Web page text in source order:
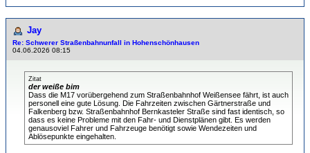
Jay
Re: Schwerer Straßenbahnunfall in Hohenschönhausen
04.06.2026 08:15
Zitat
der weiße bim
Dass die M17 vorübergehend zum Straßenbahnhof Weißensee fährt, ist auch
personell eine gute Lösung. Die Fahrzeiten zwischen Gärtnerstraße und
Falkenberg bzw. Straßenbahnhof Bernkasteler Straße sind fast identisch, so
dass es keine Probleme mit den Fahr- und Dienstplänen gibt. Es werden
genausoviel Fahrer und Fahrzeuge benötigt sowie Wendezeiten und
Ablösepunkte eingehalten.